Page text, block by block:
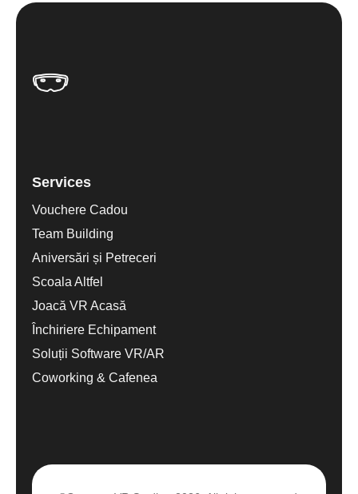
Services
Vouchere Cadou
Team Building
Aniversări și Petreceri
Scoala Altfel
Joacă VR Acasă
Închiriere Echipament
Soluții Software VR/AR
Coworking & Cafenea